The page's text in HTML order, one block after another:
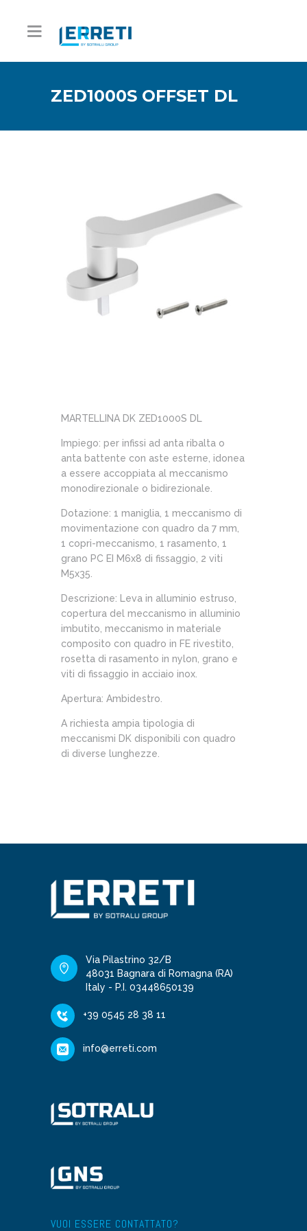
ZED1000S OFFSET DL
MARTELLINA DK ZED1000S DL
Impiego: per infissi ad anta ribalta o
anta battente con aste esterne, idonea
a essere accoppiata al meccanismo
monodirezionale o bidirezionale.
Dotazione: 1 maniglia, 1 meccanismo di
movimentazione con quadro da 7 mm,
1 copri-meccanismo, 1 rasamento, 1
grano PC EI M6x8 di fissaggio, 2 viti
M5x35.
Descrizione: Leva in alluminio estruso,
copertura del meccanismo in alluminio
imbutito, meccanismo in materiale
composito con quadro in FE rivestito,
rosetta di rasamento in nylon, grano e
viti di fissaggio in acciaio inox.
Apertura: Ambidestro.
A richiesta ampia tipologia di
meccanismi DK disponibili con quadro
di diverse lunghezze.
Via Pilastrino 32/B
48031 Bagnara di Romagna (RA)
Italy - P.I. 03448650139
+39 0545 28 38 11
info@erreti.com
VUOI ESSERE CONTATTATO?